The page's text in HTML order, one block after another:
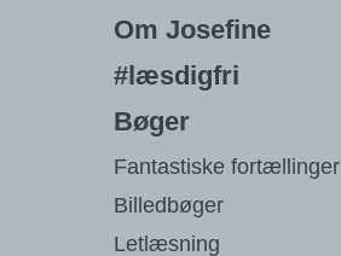
Om Josefine
#læsdigfri
Bøger
Fantastiske fortællinger
Billedbøger
Letlæsning